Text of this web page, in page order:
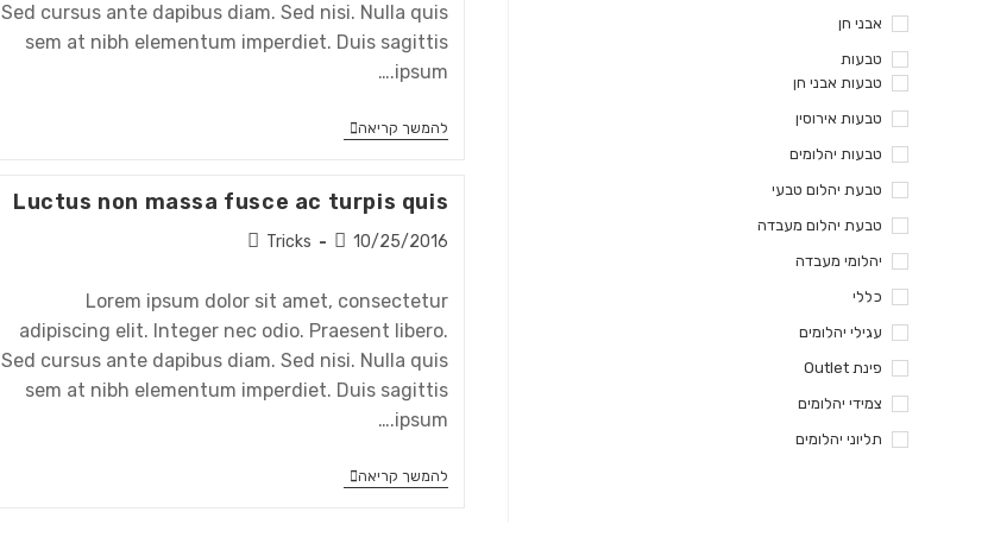
Sed cursus ante dapibus diam. Sed nisi. Nulla quis
sem at nibh elementum imperdiet. Duis sagittis
ipsum.…
להמשך קריאה
Luctus non massa fusce ac turpis quis
10/25/2016
Tricks
Lorem ipsum dolor sit amet, consectetur
adipiscing elit. Integer nec odio. Praesent libero.
Sed cursus ante dapibus diam. Sed nisi. Nulla quis
sem at nibh elementum imperdiet. Duis sagittis
ipsum.…
להמשך קריאה
אבני חן
טבעות
טבעות אבני חן
טבעות אירוסין
טבעות יהלומים
טבעת יהלום טבעי
טבעת יהלום מעבדה
יהלומי מעבדה
כללי
עגילי יהלומים
פינת Outlet
צמידי יהלומים
תליוני יהלומים